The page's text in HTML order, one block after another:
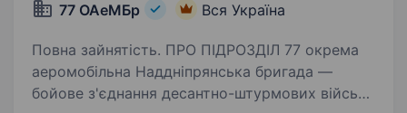
77 ОАеМБр
Вся Україна
Повна зайнятість. ПРО ПІДРОЗДІЛ 77 окрема
аеромобільна Наддніпрянська бригада —
бойове з'єднання десантно-штурмових військ